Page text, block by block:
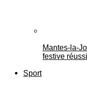
Mantes-la-
festive
Sport